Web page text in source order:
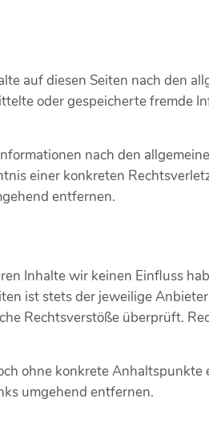
auf diesen Seiten nach den
oder gespeicherte fremde
nach den
einer konkreten
entfernen.
Inhalte wir keinen Einfluss
ist stets der jeweilige
Rechtsverstöße überprüft.
ohne konkrete
umgehend entfernen.